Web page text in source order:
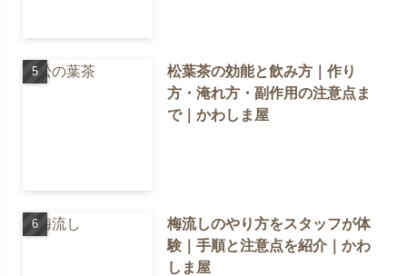
松葉茶の効能と飲み方｜作り
方・淹れ方・副作用の注意点ま
で｜かわしま屋
梅流しのやり方をスタッフが体
験｜手順と注意点を紹介｜かわ
しま屋